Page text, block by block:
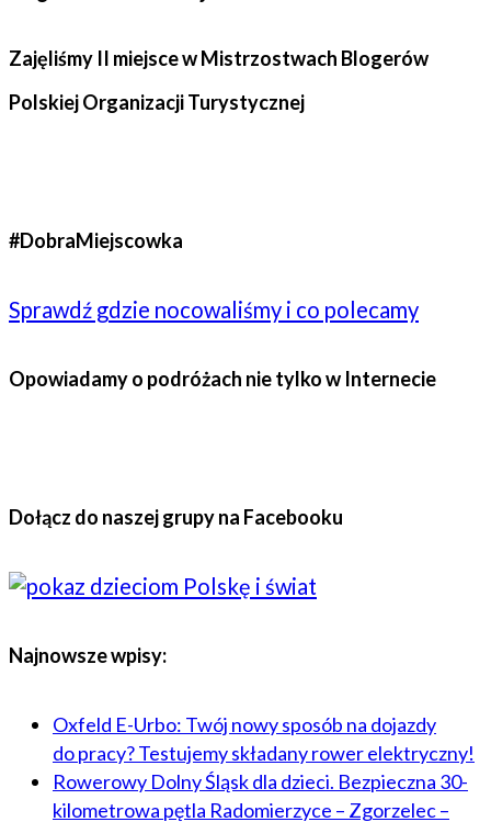
Zajęliśmy II miejsce w Mistrzostwach Blogerów
Polskiej Organizacji Turystycznej
#DobraMiejscowka
Sprawdź gdzie nocowaliśmy i co polecamy
Opowiadamy o podróżach nie tylko w Internecie
Dołącz do naszej grupy na Facebooku
Najnowsze wpisy:
Oxfeld E-Urbo: Twój nowy sposób na dojazdy
do pracy? Testujemy składany rower elektryczny!
Rowerowy Dolny Śląsk dla dzieci. Bezpieczna 30-
kilometrowa pętla Radomierzyce – Zgorzelec –